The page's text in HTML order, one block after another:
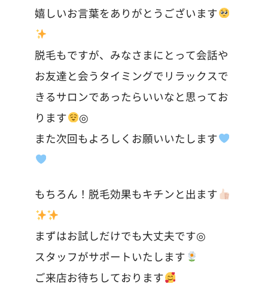
嬉しいお言葉をありがとうございます
脱毛もですが、みなさまにとって会話や
お友達と会うタイミングでリラックスで
きるサロンであったらいいなと思ってお
ります
◎
また次回もよろしくお願いいたします
もちろん！脱毛効果もキチンと出ます
まずはお試しだけでも大丈夫です◎
スタッフがサポートいたします
ご来店お待ちしております